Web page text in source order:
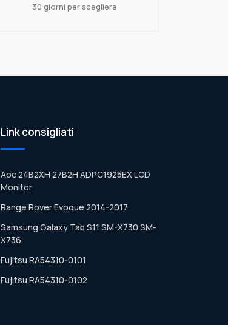
30 giorni per scegliere
Link consigliati
Aoc 24B2XH 27B2H ADPC1925EX LCD
Monitor
Range Rover Evoque 2014-2017
Samsung Galaxy Tab S11 SM-X730 SM-
X736
Fujitsu RA54310-0101
Fujitsu RA54310-0102